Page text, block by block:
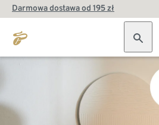
Darmowa dostawa od 195 zł